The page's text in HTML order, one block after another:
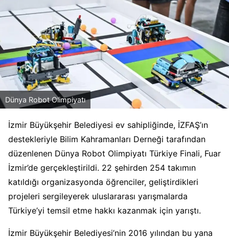
Dünya Robot Olimpiyatı
İzmir Büyükşehir Belediyesi ev sahipliğinde, İZFAŞ’ın
destekleriyle Bilim Kahramanları Derneği tarafından
düzenlenen Dünya Robot Olimpiyatı Türkiye Finali, Fuar
İzmir’de gerçekleştirildi. 22 şehirden 254 takımın
katıldığı organizasyonda öğrenciler, geliştirdikleri
projeleri sergileyerek uluslararası yarışmalarda
Türkiye’yi temsil etme hakkı kazanmak için yarıştı.
İzmir Büyükşehir Belediyesi’nin 2016 yılından bu yana